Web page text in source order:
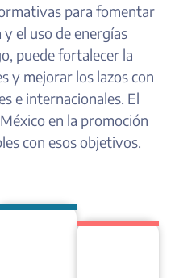
para fomentar
el uso de energías
puede fortalecer la
y mejorar los lazos con
e internacionales. El
en la promoción
con esos objetivos.